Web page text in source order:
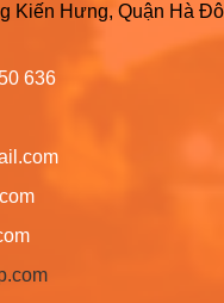
Kiến Hưng, Quận Hà
636